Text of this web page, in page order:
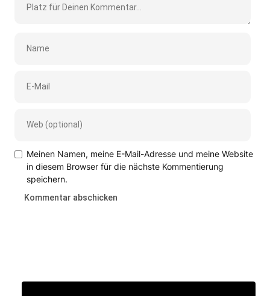
Meinen Namen, meine E-Mail-Adresse und meine Website
in diesem Browser für die nächste Kommentierung
speichern.